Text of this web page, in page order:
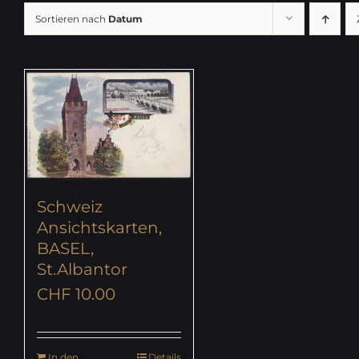
Sortieren nach Datum
Schweiz
Ansichtskarten,
BASEL,
St.Albantor
CHF 10.00